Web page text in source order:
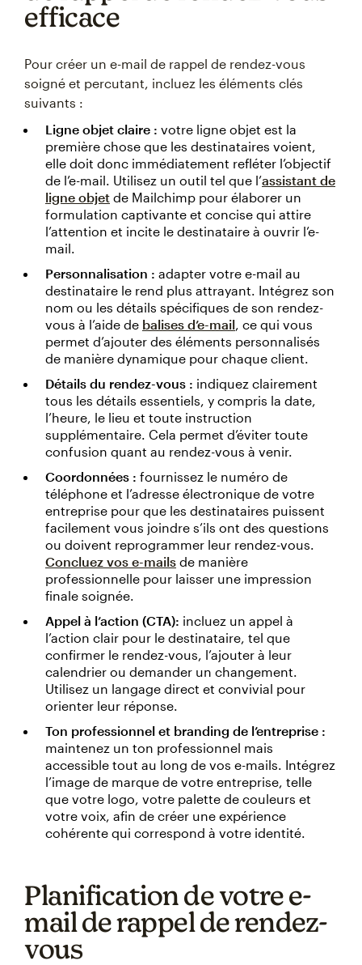
efficace
Pour créer un e-mail de rappel de rendez-vous
soigné et percutant, incluez les éléments clés
suivants :
Ligne objet claire : votre ligne objet est la
première chose que les destinataires voient,
elle doit donc immédiatement refléter l’objectif
de l’e-mail. Utilisez un outil tel que l’assistant de
ligne objet de Mailchimp pour élaborer un
formulation captivante et concise qui attire
l’attention et incite le destinataire à ouvrir l’e-
mail.
Personnalisation : adapter votre e-mail au
destinataire le rend plus attrayant. Intégrez son
nom ou les détails spécifiques de son rendez-
vous à l’aide de balises d’e-mail, ce qui vous
permet d’ajouter des éléments personnalisés
de manière dynamique pour chaque client.
Détails du rendez-vous : indiquez clairement
tous les détails essentiels, y compris la date,
l’heure, le lieu et toute instruction
supplémentaire. Cela permet d’éviter toute
confusion quant au rendez-vous à venir.
Coordonnées : fournissez le numéro de
téléphone et l’adresse électronique de votre
entreprise pour que les destinataires puissent
facilement vous joindre s’ils ont des questions
ou doivent reprogrammer leur rendez-vous.
Concluez vos e-mails de manière
professionnelle pour laisser une impression
finale soignée.
Appel à l’action (CTA): incluez un appel à
l’action clair pour le destinataire, tel que
confirmer le rendez-vous, l’ajouter à leur
calendrier ou demander un changement.
Utilisez un langage direct et convivial pour
orienter leur réponse.
Ton professionnel et branding de l’entreprise :
maintenez un ton professionnel mais
accessible tout au long de vos e-mails. Intégrez
l’image de marque de votre entreprise, telle
que votre logo, votre palette de couleurs et
votre voix, afin de créer une expérience
cohérente qui correspond à votre identité.
Planification de votre e-
mail de rappel de rendez-
vous